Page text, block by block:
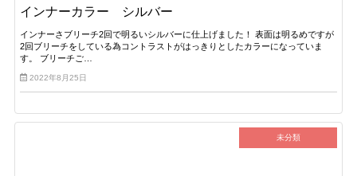
インナーカラー シルバー
インナーさブリーチ2回で明るいシルバーに仕上げました！ 表面は明るめですが
2回ブリーチをしている為コントラストがはっきりとしたカラーになっていま
す。 ブリーチご…
2022年8月25日
未分類